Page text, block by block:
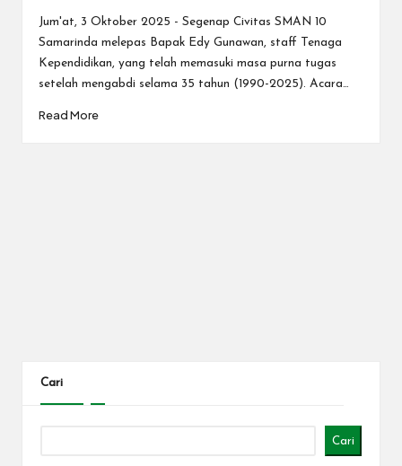
byJum'at, 3 Oktober 2025 - Segenap Civitas SMAN 10
Samarinda melepas Bapak Edy Gunawan, staff Tenaga
Kependidikan, yang telah memasuki masa purna tugas
setelah mengabdi selama 35 tahun (1990-2025). Acara…
Read More
Cari
Cari